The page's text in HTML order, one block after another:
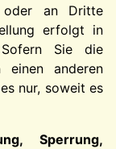
oder an Dritte
erfolgt in
Sofern Sie die
anderen
nur, soweit es
Sperrung,